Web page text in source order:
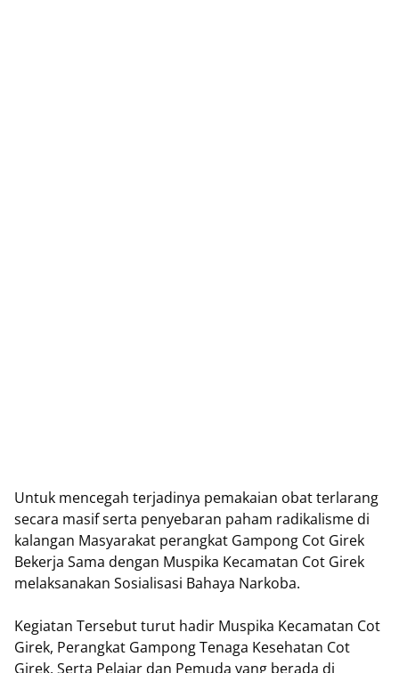
Untuk mencegah terjadinya pemakaian obat terlarang
secara masif serta penyebaran paham radikalisme di
kalangan Masyarakat perangkat Gampong Cot Girek
Bekerja Sama dengan Muspika Kecamatan Cot Girek
melaksanakan Sosialisasi Bahaya Narkoba.
Kegiatan Tersebut turut hadir Muspika Kecamatan Cot
Girek, Perangkat Gampong Tenaga Kesehatan Cot
Girek, Serta Pelajar dan Pemuda yang berada di